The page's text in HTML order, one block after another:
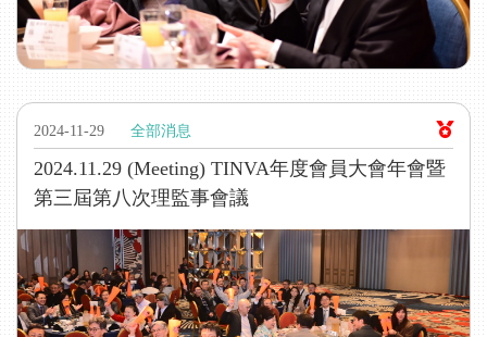
2024-11-29 全部消息
2024.11.29 (Meeting) TINVA年度會員大會年會暨
第三屆第八次理監事會議